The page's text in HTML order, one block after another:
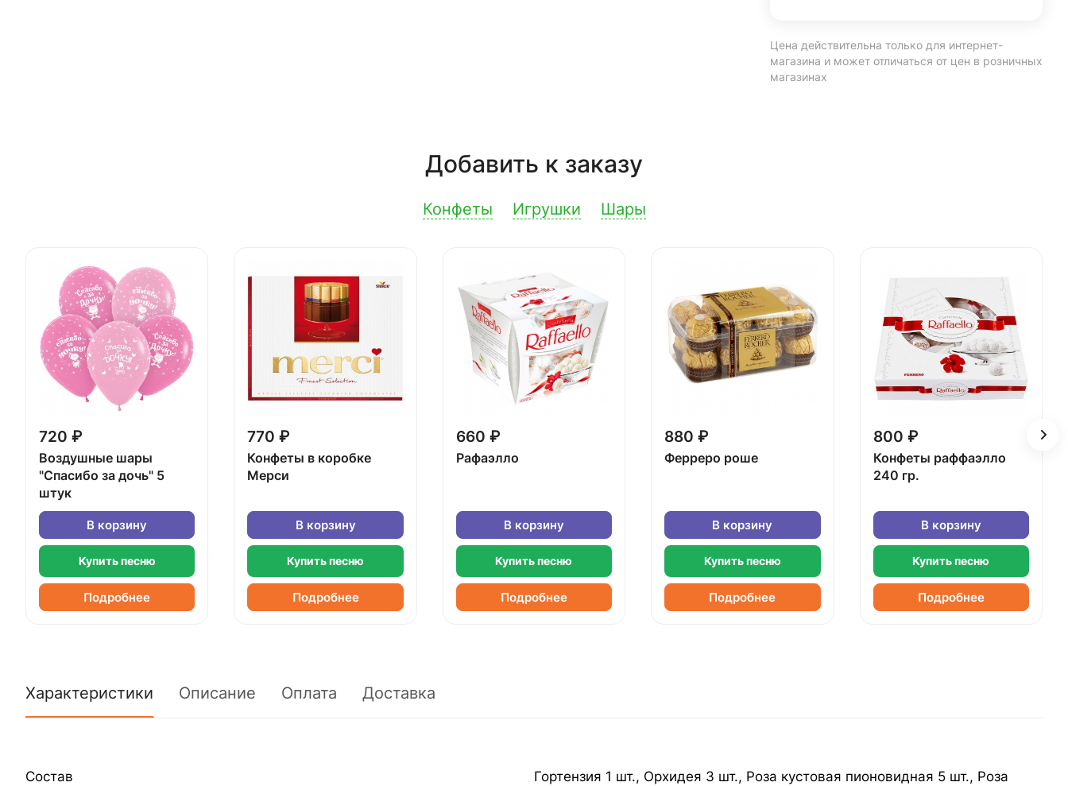
Цена действительна только для интернет-
магазина и может отличаться от цен в розничных
магазинах
Добавить к заказу
Конфеты Игрушки Шары
720 ₽
Воздушные шары
"Спасибо за дочь" 5
штук
В корзину
Купить песню
Подробнее
770 ₽
Конфеты в коробке
Мерси
В корзину
Купить песню
Подробнее
660 ₽
Рафаэлло
В корзину
Купить песню
Подробнее
880 ₽
Ферреро роше
В корзину
Купить песню
Подробнее
800 ₽
Конфеты раффаэлло
240 гр.
В корзину
Купить песню
Подробнее
Характеристики Описание Оплата Доставка
Состав
Гортензия 1 шт., Орхидея 3 шт., Роза кустовая пионовидная 5 шт., Роза